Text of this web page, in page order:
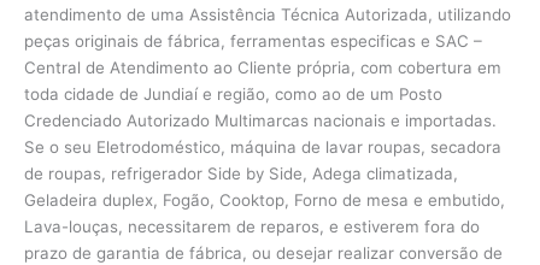
atendimento de uma Assistência Técnica Autorizada, utilizando
peças originais de fábrica, ferramentas especificas e SAC –
Central de Atendimento ao Cliente própria, com cobertura em
toda cidade de Jundiaí e região, como ao de um Posto
Credenciado Autorizado Multimarcas nacionais e importadas.
Se o seu Eletrodoméstico, máquina de lavar roupas, secadora
de roupas, refrigerador Side by Side, Adega climatizada,
Geladeira duplex, Fogão, Cooktop, Forno de mesa e embutido,
Lava-louças, necessitarem de reparos, e estiverem fora do
prazo de garantia de fábrica, ou desejar realizar conversão de